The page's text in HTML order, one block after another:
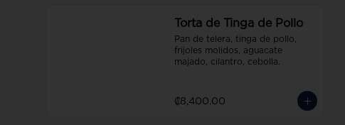
Torta de Tinga de Pollo
Pan de telera, tinga de pollo,
frijoles molidos, aguacate
majado, cilantro, cebolla.
₡8,400.00